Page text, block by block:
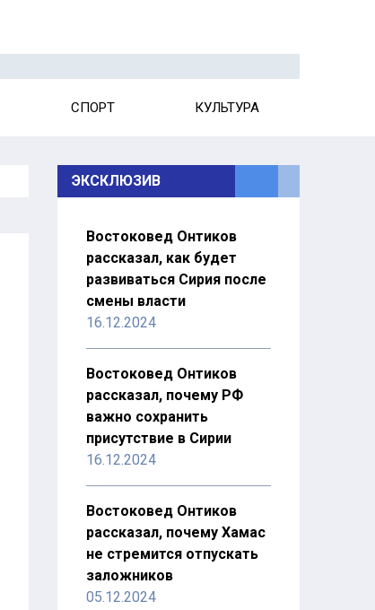
СПОРТ КУЛЬТУРА
ЭКСКЛЮЗИВ
Востоковед Онтиков
рассказал, как будет
развиваться Сирия после
смены власти
16.12.2024
Востоковед Онтиков
рассказал, почему РФ
важно сохранить
присутствие в Сирии
16.12.2024
Востоковед Онтиков
рассказал, почему Хамас
не стремится отпускать
заложников
05.12.2024